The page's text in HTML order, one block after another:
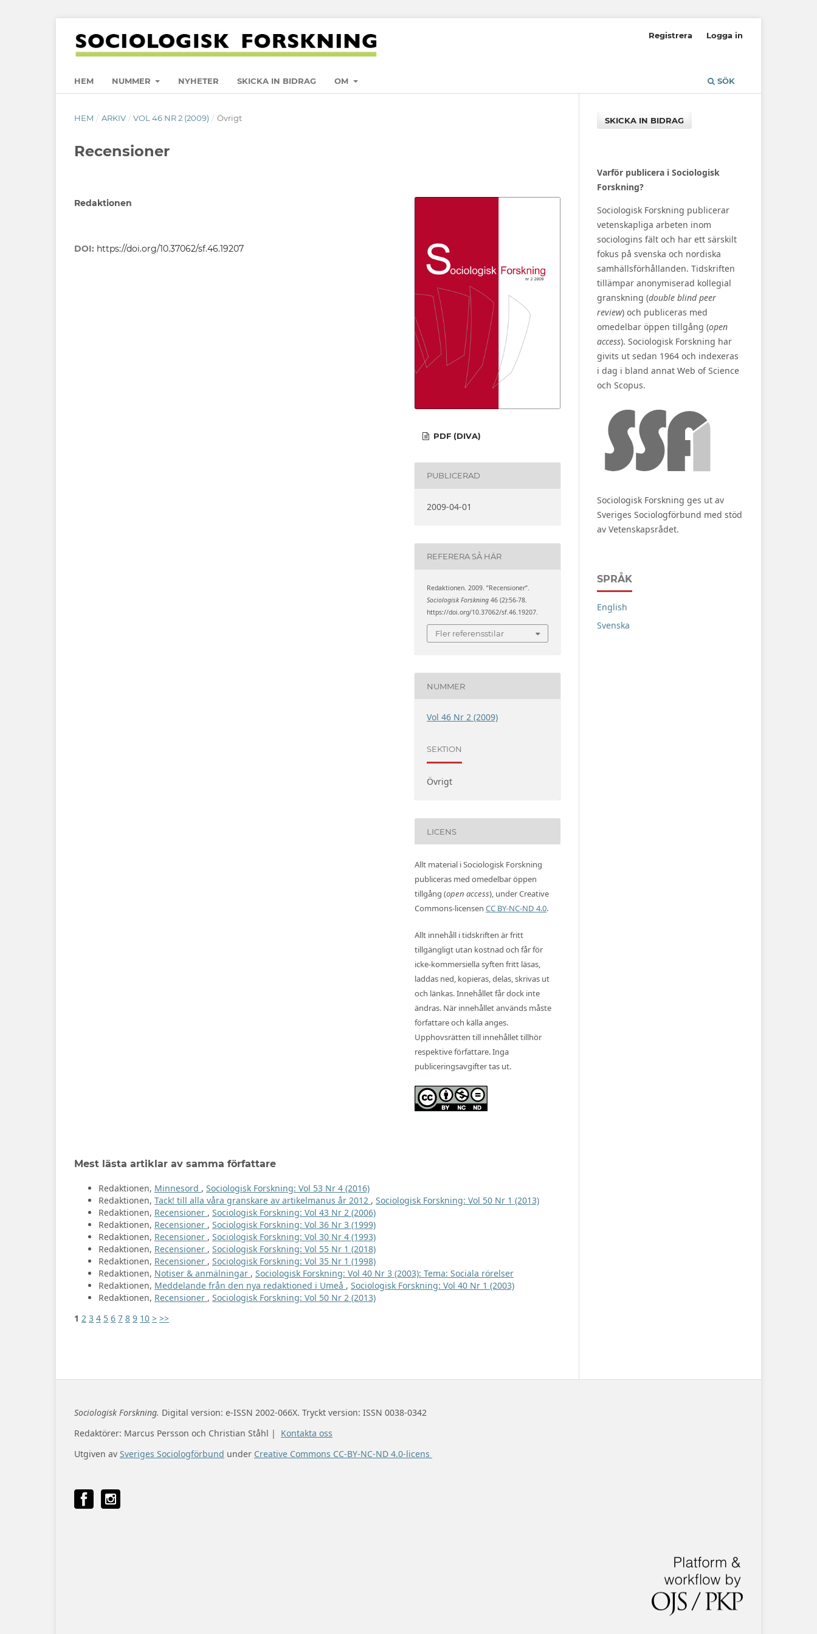
HEM NUMMER NYHETER SKICKA IN BIDRAG OM SÖK
Registrera Logga in
HEM / ARKIV / VOL 46 NR 2 (2009) / Övrigt
Recensioner
Redaktionen
DOI: https://doi.org/10.37062/sf.46.19207
PDF (DIVA)
PUBLICERAD
2009-04-01
REFERERA SÅ HÄR
Redaktionen. 2009. ”Recensioner”.
Sociologisk Forskning 46 (2):56-78.
https://doi.org/10.37062/sf.46.19207.
Fler referensstilar
NUMMER
Vol 46 Nr 2 (2009)
SEKTION
Övrigt
LICENS
Allt material i Sociologisk Forskning
publiceras med omedelbar öppen
tillgång (open access), under Creative
Commons-licensen CC BY-NC-ND 4.0.
Allt innehåll i tidskriften är fritt
tillgängligt utan kostnad och får för
icke-kommersiella syften fritt läsas,
laddas ned, kopieras, delas, skrivas ut
och länkas. Innehållet får dock inte
ändras. När innehållet används måste
författare och källa anges.
Upphovsrätten till innehållet tillhör
respektive författare. Inga
publiceringsavgifter tas ut.
Mest lästa artiklar av samma författare
Redaktionen, Minnesord , Sociologisk Forskning: Vol 53 Nr 4 (2016)
Redaktionen, Tack! till alla våra granskare av artikelmanus år 2012 , Sociologisk Forskning: Vol 50 Nr 1 (2013)
Redaktionen, Recensioner , Sociologisk Forskning: Vol 43 Nr 2 (2006)
Redaktionen, Recensioner , Sociologisk Forskning: Vol 36 Nr 3 (1999)
Redaktionen, Recensioner , Sociologisk Forskning: Vol 30 Nr 4 (1993)
Redaktionen, Recensioner , Sociologisk Forskning: Vol 55 Nr 1 (2018)
Redaktionen, Recensioner , Sociologisk Forskning: Vol 35 Nr 1 (1998)
Redaktionen, Notiser & anmälningar , Sociologisk Forskning: Vol 40 Nr 3 (2003): Tema: Sociala rörelser
Redaktionen, Meddelande från den nya redaktioned i Umeå , Sociologisk Forskning: Vol 40 Nr 1 (2003)
Redaktionen, Recensioner , Sociologisk Forskning: Vol 50 Nr 2 (2013)
1 2 3 4 5 6 7 8 9 10 > >>
SKICKA IN BIDRAG
Varför publicera i Sociologisk
Forskning?
Sociologisk Forskning publicerar
vetenskapliga arbeten inom
sociologins fält och har ett särskilt
fokus på svenska och nordiska
samhällsförhållanden. Tidskriften
tillämpar anonymiserad kollegial
granskning (double blind peer
review) och publiceras med
omedelbar öppen tillgång (open
access). Sociologisk Forskning har
givits ut sedan 1964 och indexeras
i dag i bland annat Web of Science
och Scopus.
Sociologisk Forskning ges ut av
Sveriges Sociologförbund med stöd
av Vetenskapsrådet.
SPRÅK
English
Svenska
Sociologisk Forskning. Digital version: e-ISSN 2002-066X. Tryckt version: ISSN 0038-0342
Redaktörer: Marcus Persson och Christian Ståhl | Kontakta oss
Utgiven av Sveriges Sociologförbund under Creative Commons CC-BY-NC-ND 4.0-licens